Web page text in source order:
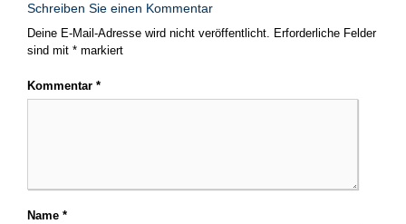
Schreiben Sie einen Kommentar
Deine E-Mail-Adresse wird nicht veröffentlicht. Erforderliche Felder
sind mit * markiert
Kommentar *
Name *